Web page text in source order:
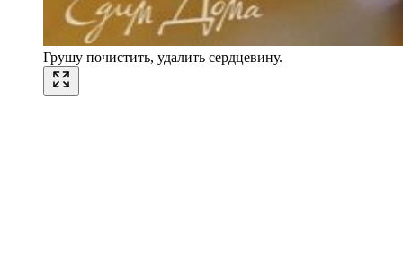
Грушу почистить, удалить сердцевину.